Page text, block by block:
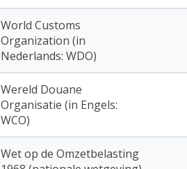
World Customs
Organization (in
Nederlands: WDO)
Wereld Douane
Organisatie (in Engels:
WCO)
Wet op de Omzetbelasting